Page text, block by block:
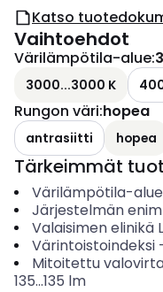
Katso
Vaihtoehdot
Värilämpötila-alue:
3000...3000 K
Rungon väri:hopea
antrasiitti hopea
Tärkeimmät
Värilämpötila-alue
Järjestelmän
Valaisimen elinikä
Värintoistoindeksi
Mitoitettu
135...135 lm